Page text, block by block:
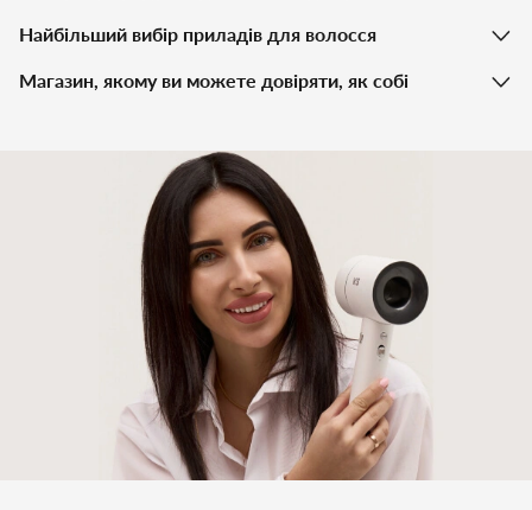
Найбільший вибір приладів для волосся
Магазин, якому ви можете довіряти, як собі